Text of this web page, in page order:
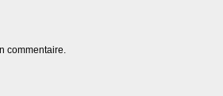
commentaire.